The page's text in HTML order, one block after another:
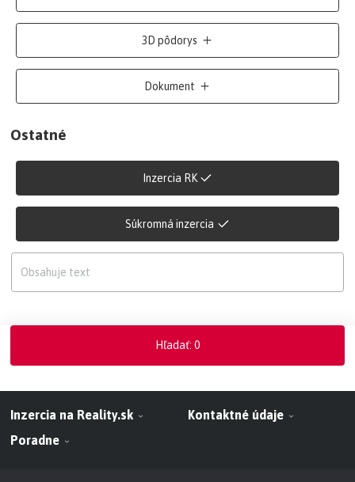
3D pôdorys
Dokument
Ostatné
Inzercia RK
Súkromná inzercia
Hľadať: 0
Inzercia na Reality.sk
Kontaktné údaje
Poradne